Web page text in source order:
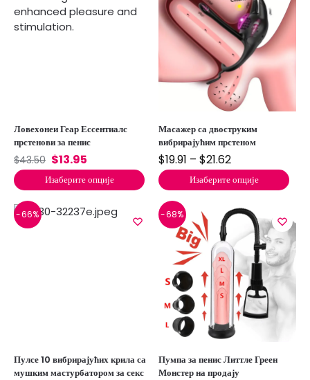
Ловехонеи Геар Ессентиалс
прстенови за пенис
$43.50 $13.95
Изаберите опције
Масажер са двоструким
вибрирајућим прстеном
$19.91 – $21.62
Изаберите опције
-66%
Пулсе 10 вибрирајућих крила са
мушким мастурбатором за секс
-68%
Пумпа за пенис Литтле Греен
Монстер на продају